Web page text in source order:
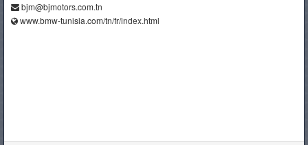
bjm@bjmotors.com.tn
www.bmw-tunisia.com/tn/fr/index.html